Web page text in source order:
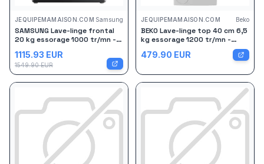
JEQUIPEMAMAISON.COM Samsung
SAMSUNG Lave-linge frontal
20 kg essorage 1000 tr/mn -
1115.93 EUR
1549.90 EUR
JEQUIPEMAMAISON.COM Beko
BEKO Lave-linge top 40 cm 6,5
kg essorage 1200 tr/mn -
479.90 EUR